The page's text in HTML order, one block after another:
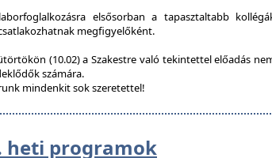
elsősorban a tapasztaltabb
megfigyelőként.
(10.02) a Szakestre való tekintettel előadás
számára.
mindenkit sok szeretettel!
heti programok